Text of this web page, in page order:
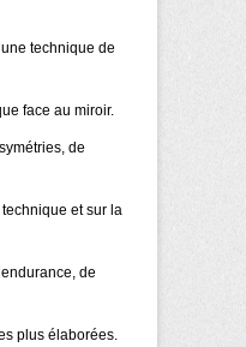
technique de
face au miroir.
de
et sur la
de
plus élaborées.